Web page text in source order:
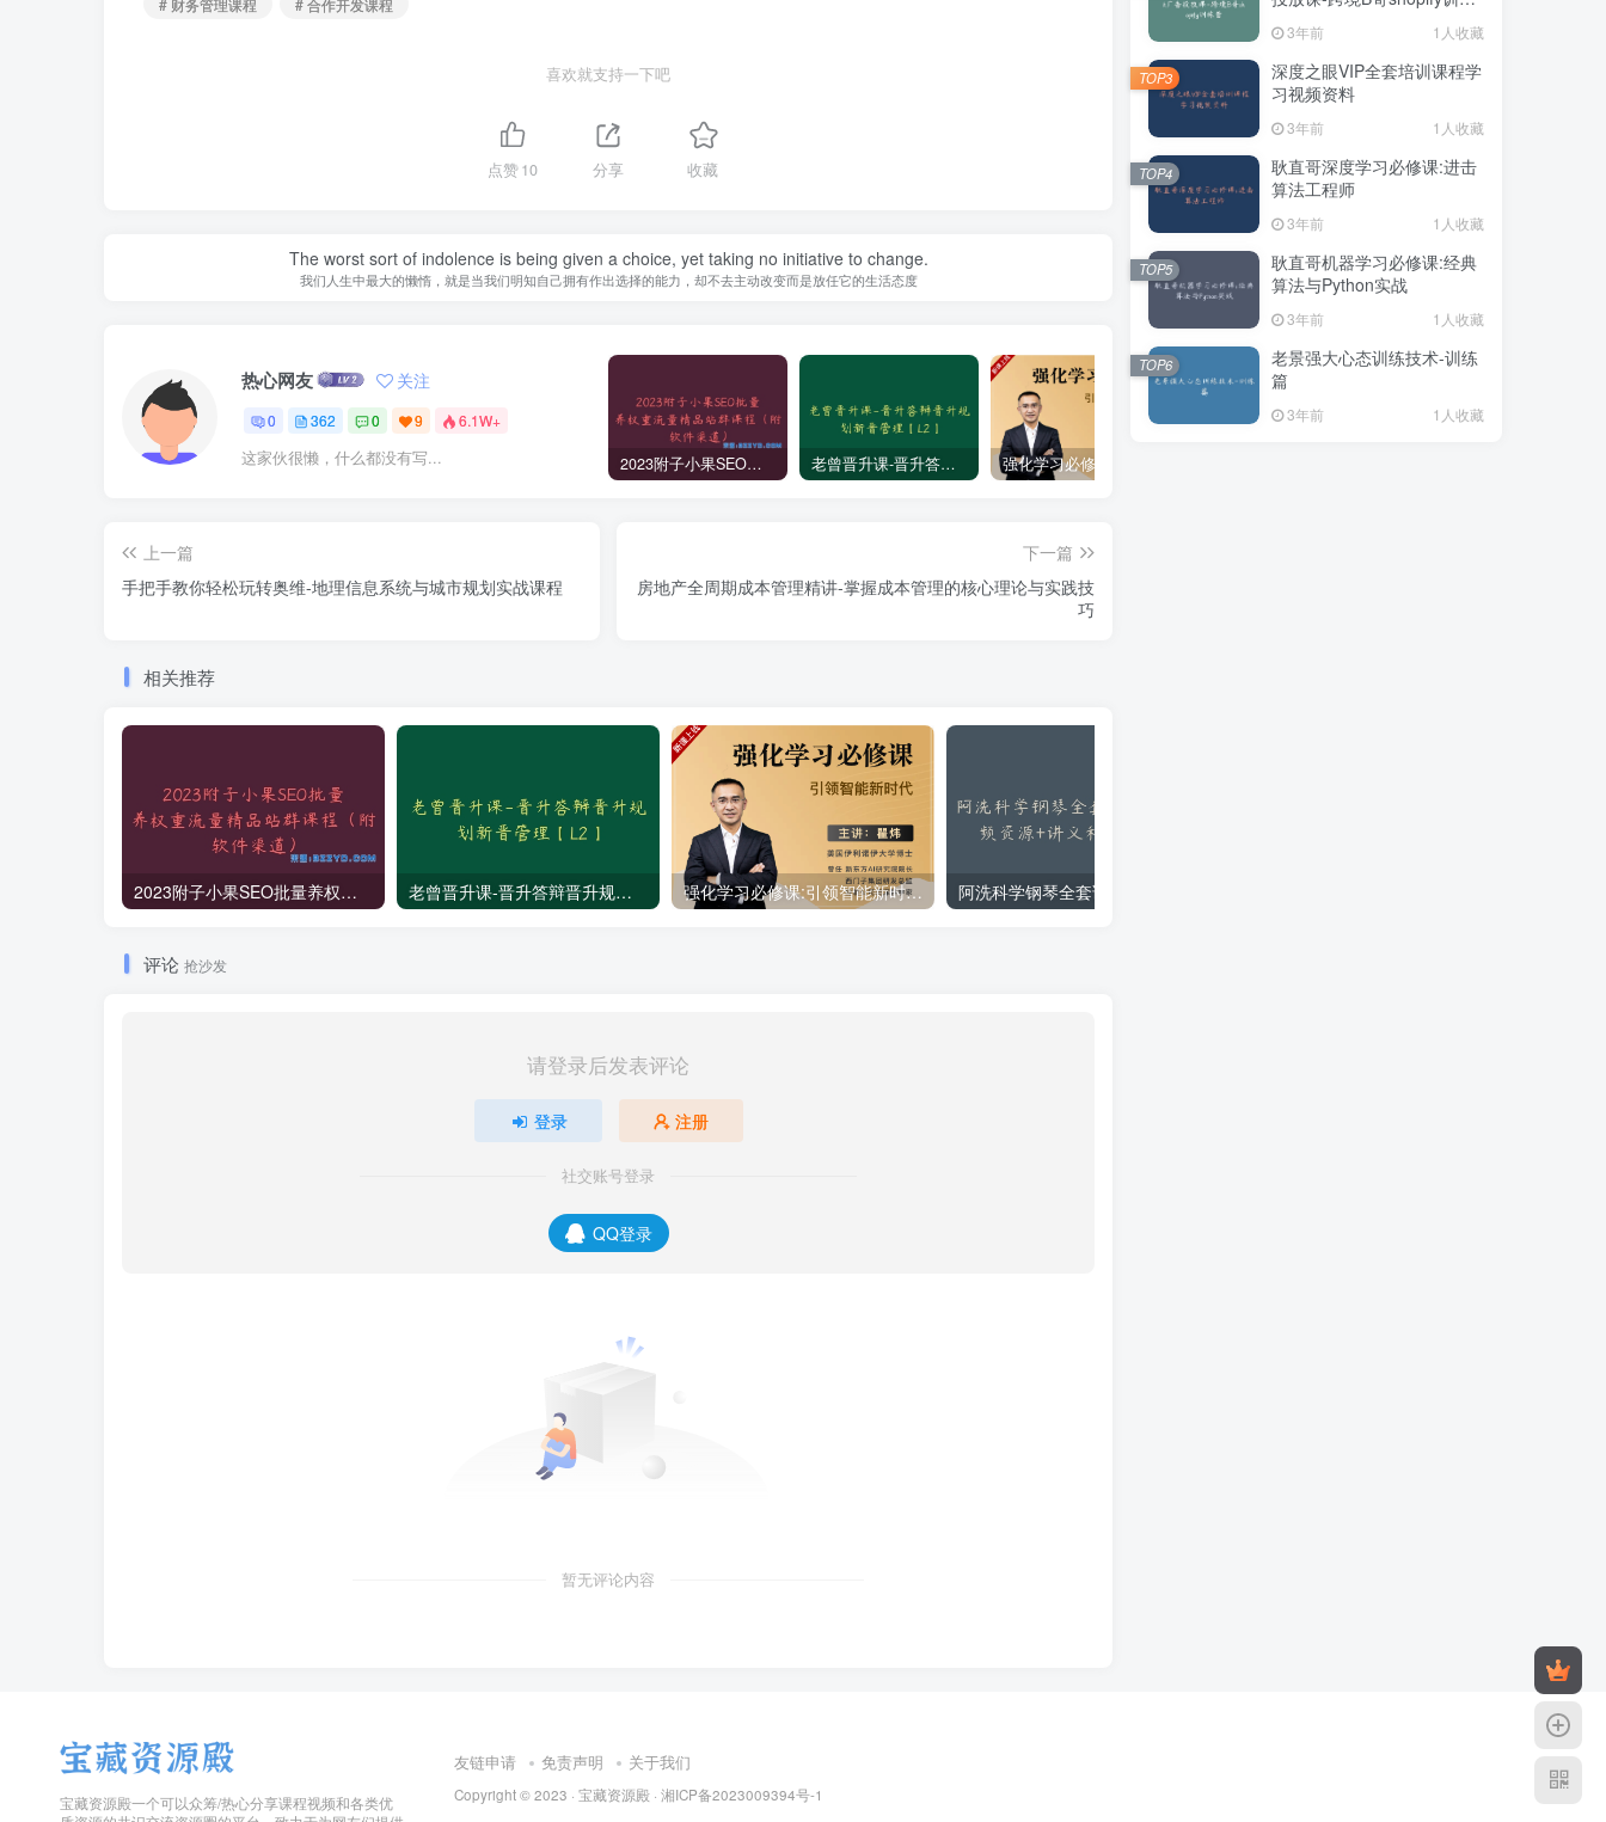
喜欢就支持一下吧
点赞10 分享 收藏
The worst sort of indolence is being given a choice, yet taking no initiative to change.
我们人生中最大的懒惰，就是当我们明知自己拥有作出选择的能力，却不去主动改变而是放任它的生活态度
热心网友 关注
0 362 0 9 6.1W+
这家伙很懒，什么都没有写... 2023附子小果SEO批量养权重流量精品站群课程（附软件渠道） 老曾晋升课-晋升答辩晋升规划新晋管理【L2】
上一篇
手把手教你轻松玩转奥维-地理信息系统与城市规划实战课程
下一篇
房地产全周期成本管理精讲-掌握成本管理的核心理论与实践技
巧
相关推荐
2023附子小果SEO批量养权重流量精品站群课程（附软件渠道） 老曾晋升课-晋升答辩晋升规划新晋管理【L2】 强化学习必修课:引领智能新时代-耿直哥学习课程视频资源
评论 抢沙发
请登录后发表评论
登录 注册
社交账号登录
QQ登录
暂无评论内容
3年前 1人收藏
深度之眼VIP全套培训课程学
习视频资料
3年前 1人收藏
TOP3
耿直哥深度学习必修课:进击
算法工程师
3年前 1人收藏
TOP4
耿直哥机器学习必修课:经典
算法与Python实战
3年前 1人收藏
TOP5
老景强大心态训练技术-训练
篇
3年前 1人收藏
TOP6
宝藏资源殿一个可以众筹/热心分享课程视频和各类优
友链申请 免责声明 关于我们
Copyright © 2023 · 宝藏资源殿 · 湘ICP备2023009394号-1